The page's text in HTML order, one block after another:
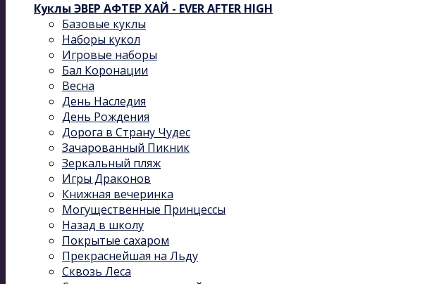
Куклы ЭВЕР АФТЕР ХАЙ - EVER AFTER HIGH
Базовые куклы
Наборы кукол
Игровые наборы
Бал Коронации
Весна
День Наследия
День Рождения
Дорога в Страну Чудес
Зачарованный Пикник
Зеркальный пляж
Игры Драконов
Книжная вечеринка
Могущественные Принцессы
Назад в школу
Покрытые сахаром
Прекраснейшая на Льду
Сквозь Леса